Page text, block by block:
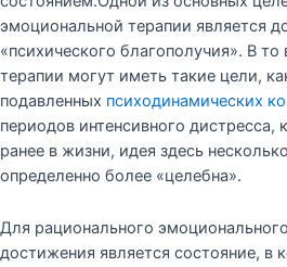
эмоциональной терапии является
«психического благополучия». В
терапии могут иметь такие цели,
подавленных психодинамических
периодов интенсивного
ранее в жизни, идея здесь
определенно более «целебна».
Для рационального
достижения является состояние, в